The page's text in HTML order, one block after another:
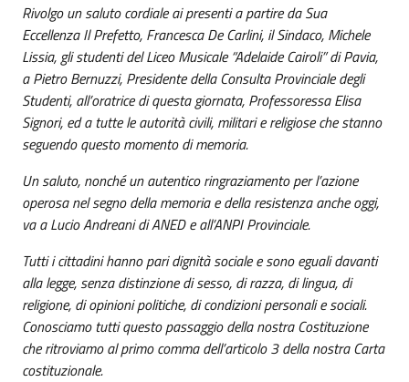
Rivolgo un saluto cordiale ai presenti a partire da Sua
Eccellenza Il Prefetto, Francesca De Carlini, il Sindaco, Michele
Lissia, gli studenti del Liceo Musicale “Adelaide Cairoli” di Pavia,
a Pietro Bernuzzi, Presidente della Consulta Provinciale degli
Studenti, all’oratrice di questa giornata, Professoressa Elisa
Signori, ed a tutte le autorità civili, militari e religiose che stanno
seguendo questo momento di memoria.
Un saluto, nonché un autentico ringraziamento per l’azione
operosa nel segno della memoria e della resistenza anche oggi,
va a Lucio Andreani di ANED e all’ANPI Provinciale.
Tutti i cittadini hanno pari dignità sociale e sono eguali davanti
alla legge, senza distinzione di sesso, di razza, di lingua, di
religione, di opinioni politiche, di condizioni personali e sociali.
Conosciamo tutti questo passaggio della nostra Costituzione
che ritroviamo al primo comma dell’articolo 3 della nostra Carta
costituzionale.